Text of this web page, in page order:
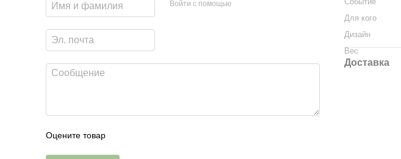
Войти с помощью
Оцените товар
Для кого
Дизайн
Вес
Доставка